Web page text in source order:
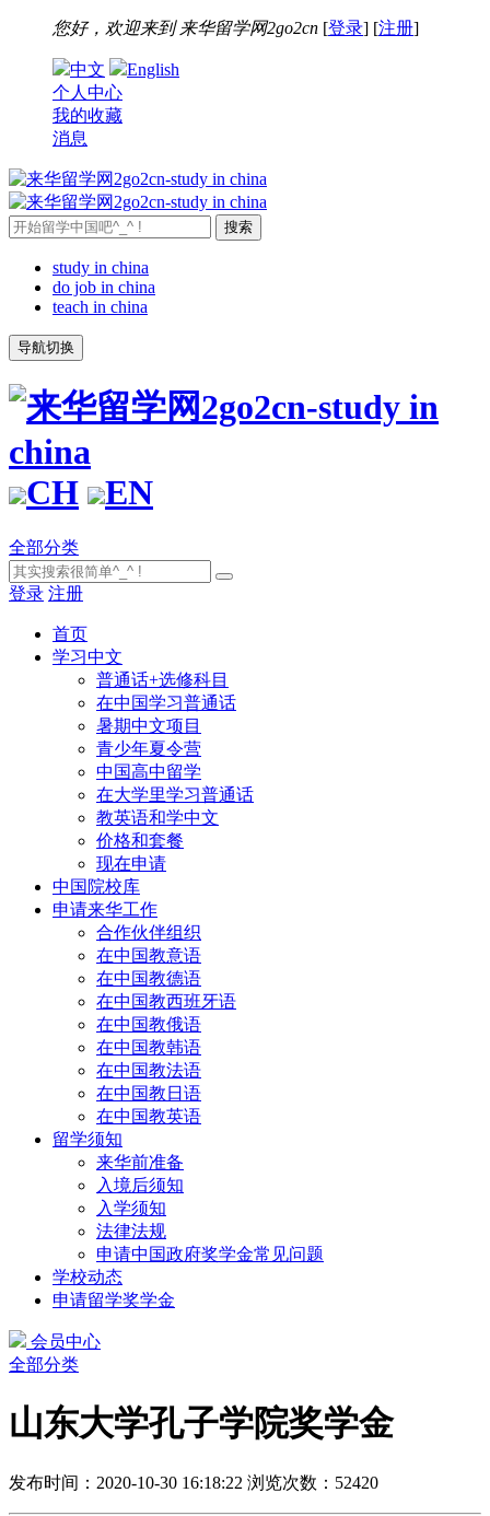
您好，欢迎来到 来华留学网2go2cn [登录] [注册]
中文
English
个人中心
我的收藏
消息
study in china
do job in china
teach in china
导航切换
CH EN
全部分类
登录 注册
首页
学习中文
普通话+选修科目
在中国学习普通话
暑期中文项目
青少年夏令营
中国高中留学
在大学里学习普通话
教英语和学中文
价格和套餐
现在申请
中国院校库
申请来华工作
合作伙伴组织
在中国教意语
在中国教德语
在中国教西班牙语
在中国教俄语
在中国教韩语
在中国教法语
在中国教日语
在中国教英语
留学须知
来华前准备
入境后须知
入学须知
法律法规
申请中国政府奖学金常见问题
学校动态
申请留学奖学金
会员中心
全部分类
山东大学孔子学院奖学金
发布时间：2020-10-30 16:18:22 浏览次数：52420